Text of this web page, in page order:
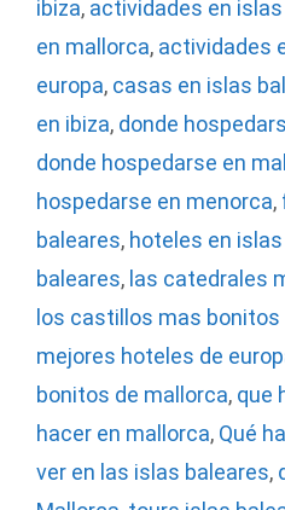
ibiza, actividades en
en mallorca, actividades
europa, casas en islas
en ibiza, donde
donde hospedarse en
hospedarse en menorca,
baleares, hoteles en
baleares, las catedrales
los castillos mas bonitos
mejores hoteles de
bonitos de mallorca, que
hacer en mallorca, Qué
ver en las islas baleares,